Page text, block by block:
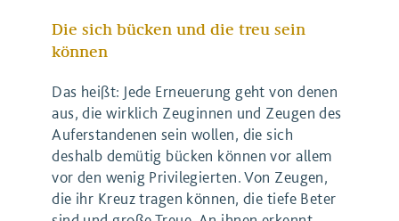
Die sich bücken und die treu sein
können
Das heißt: Jede Erneuerung geht von denen
aus, die wirklich Zeuginnen und Zeugen des
Auferstandenen sein wollen, die sich
deshalb demütig bücken können vor allem
vor den wenig Privilegierten. Von Zeugen,
die ihr Kreuz tragen können, die tiefe Beter